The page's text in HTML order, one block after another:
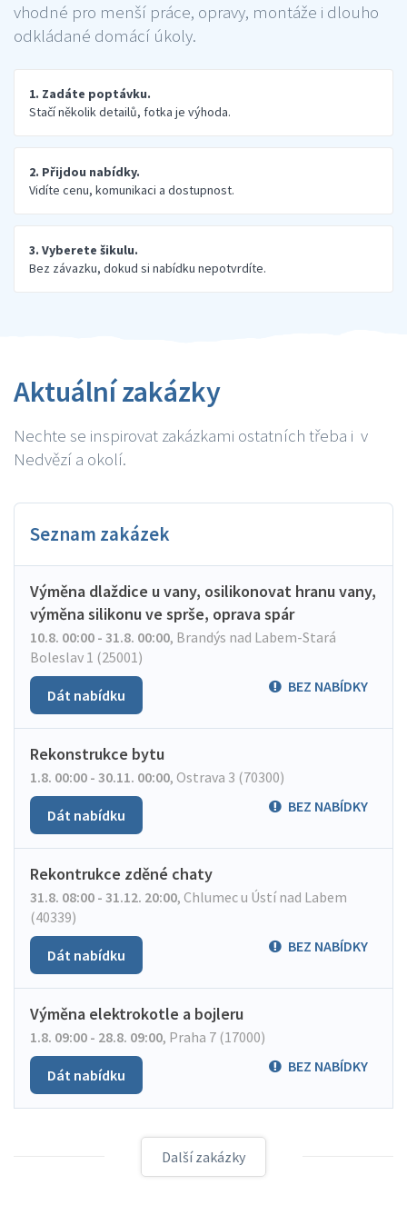
vhodné pro menší práce, opravy, montáže i dlouho
odkládané domácí úkoly.
1. Zadáte poptávku.
Stačí několik detailů, fotka je výhoda.
2. Přijdou nabídky.
Vidíte cenu, komunikaci a dostupnost.
3. Vyberete šikulu.
Bez závazku, dokud si nabídku nepotvrdíte.
Aktuální zakázky
Nechte se inspirovat zakázkami ostatních třeba i v
Nedvězí a okolí.
Seznam zakázek
Výměna dlaždice u vany, osilikonovat hranu vany,
výměna silikonu ve sprše, oprava spár
10.8. 00:00 - 31.8. 00:00, Brandýs nad Labem-Stará
Boleslav 1 (25001)
BEZ NABÍDKY
Dát nabídku
Rekonstrukce bytu
1.8. 00:00 - 30.11. 00:00, Ostrava 3 (70300)
BEZ NABÍDKY
Dát nabídku
Rekontrukce zděné chaty
31.8. 08:00 - 31.12. 20:00, Chlumec u Ústí nad Labem
(40339)
BEZ NABÍDKY
Dát nabídku
Výměna elektrokotle a bojleru
1.8. 09:00 - 28.8. 09:00, Praha 7 (17000)
BEZ NABÍDKY
Dát nabídku
Další zakázky